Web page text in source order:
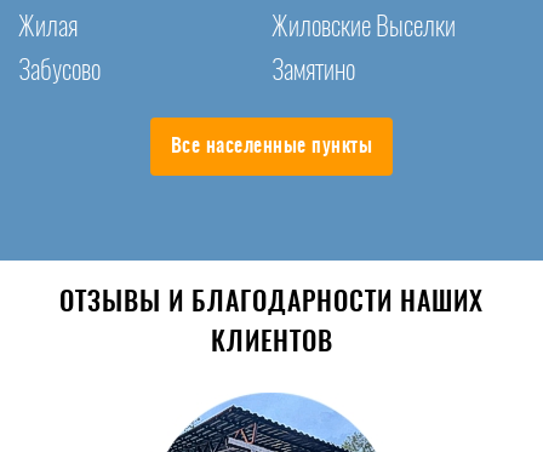
Жилая
Жиловские Выселки
Забусово
Замятино
Все населенные пункты
ОТЗЫВЫ И БЛАГОДАРНОСТИ НАШИХ
КЛИЕНТОВ